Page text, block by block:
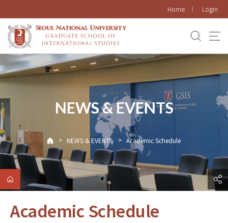
메뉴
Home Login
NEWS & EVENTS
> NEWS & EVENTS > Academic Schedule
Academic Schedule